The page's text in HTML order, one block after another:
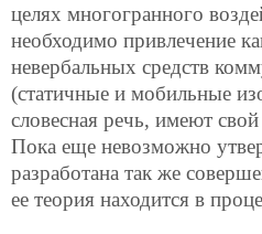
целях многогранного
необходимо привлечение
невербальных средств
(статичные и мобильные
словесная речь, имеют
Пока еще невозможно
разработана так же
ее теория находится в